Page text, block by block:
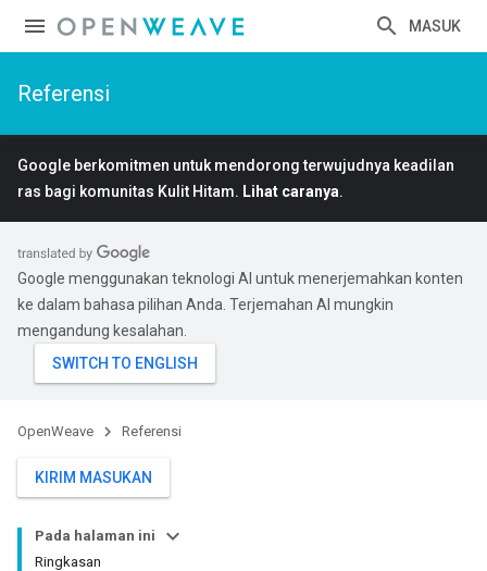
MASUK
Referensi
Google berkomitmen untuk mendorong terwujudnya keadilan
ras bagi komunitas Kulit Hitam. Lihat caranya.
Google menggunakan teknologi AI untuk menerjemahkan konten
ke dalam bahasa pilihan Anda. Terjemahan AI mungkin
mengandung kesalahan.
OpenWeave Referensi
KIRIM MASUKAN
Pada halaman ini
Ringkasan